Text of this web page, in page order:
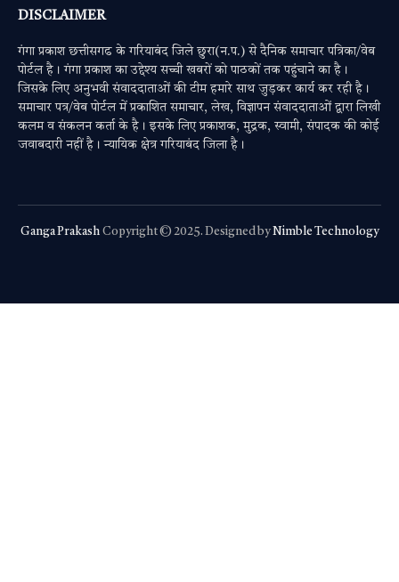
DISCLAIMER
गंगा प्रकाश छत्तीसगढ के गरियाबंद जिले छुरा(न.प.) से दैनिक समाचार पत्रिका/वेब
पोर्टल है। गंगा प्रकाश का उद्देश्य सच्ची खबरों को पाठकों तक पहुंचाने का है।
जिसके लिए अनुभवी संवाददाताओं की टीम हमारे साथ जुड़कर कार्य कर रही है।
समाचार पत्र/वेब पोर्टल में प्रकाशित समाचार, लेख, विज्ञापन संवाददाताओं द्वारा लिखी
कलम व संकलन कर्ता के है। इसके लिए प्रकाशक, मुद्रक, स्वामी, संपादक की कोई
जवाबदारी नहीं है। न्यायिक क्षेत्र गरियाबंद जिला है।
Ganga Prakash Copyright © 2025. Designed byNimble Technology